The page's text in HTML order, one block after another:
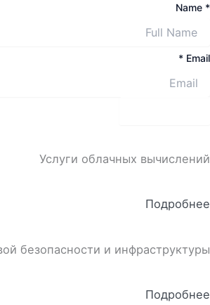
Name *
Email *
Услуги облачных вычислений
Подробнее
безопасности и инфраструктуры
Подробнее